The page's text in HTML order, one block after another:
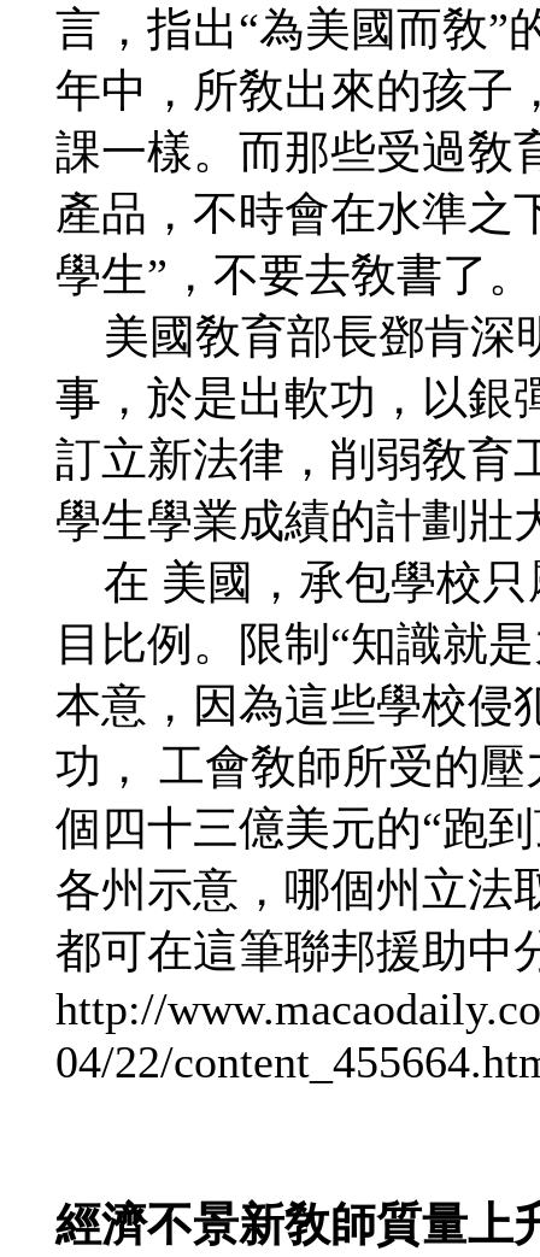
言，指出“為美國而敎”
年中，所敎出來的孩子
課一樣。而那些受過敎
產品，不時會在水準之
學生”，不要去敎書了。
美國敎育部長鄧肯深
事，於是出軟功，以銀
訂立新法律，削弱敎育
學生學業成績的計劃壯
在 美國，承包學校只
目比例。限制“知識就
本意，因為這些學校侵
功， 工會敎師所受的
個四十三億美元的“跑到
各州示意，哪個州立法
都可在這筆聯邦援助中
http://
04/22/
經濟不景新敎師質量